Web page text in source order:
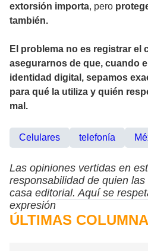
extorsión importa, pero
también.
El problema no es registrar el
asegurarnos de que, cuando
identidad digital, sepamos
para qué la utiliza y quién
mal.
Celulares telefonía
Las opiniones vertidas en
responsabilidad de quien
casa editorial. Aquí se
expresión
ÚLTIMAS